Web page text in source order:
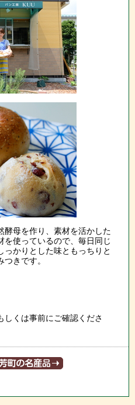
酵母を作り、素材を活かした
を使っているので、毎日同じ
かりとした味ともっちりと
きです。
くは事前にご確認くださ